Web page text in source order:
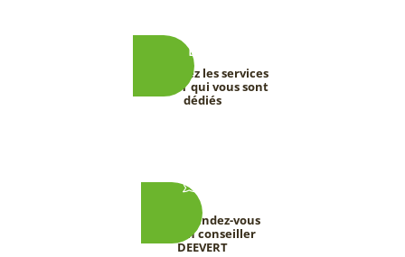
Découvrez les services
DEEVERT qui vous sont
dédiés
Prenez rendez-vous
avec un conseiller
DEEVERT